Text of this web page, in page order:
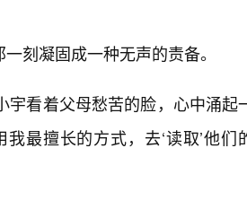
刻凝固成一种无声的责备。
宇看着父母愁苦的脸，心中涌
最擅长的方式，去‘读取’他们